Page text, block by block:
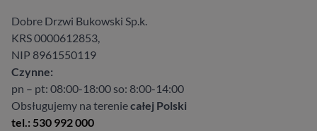
Dobre Drzwi Bukowski Sp.k.
KRS 0000612853,
NIP 8961550119
Czynne:
pn – pt: 08:00-18:00 so: 8:00-14:00
Obsługujemy na tereniecałej Polski
tel.: 530 992 000